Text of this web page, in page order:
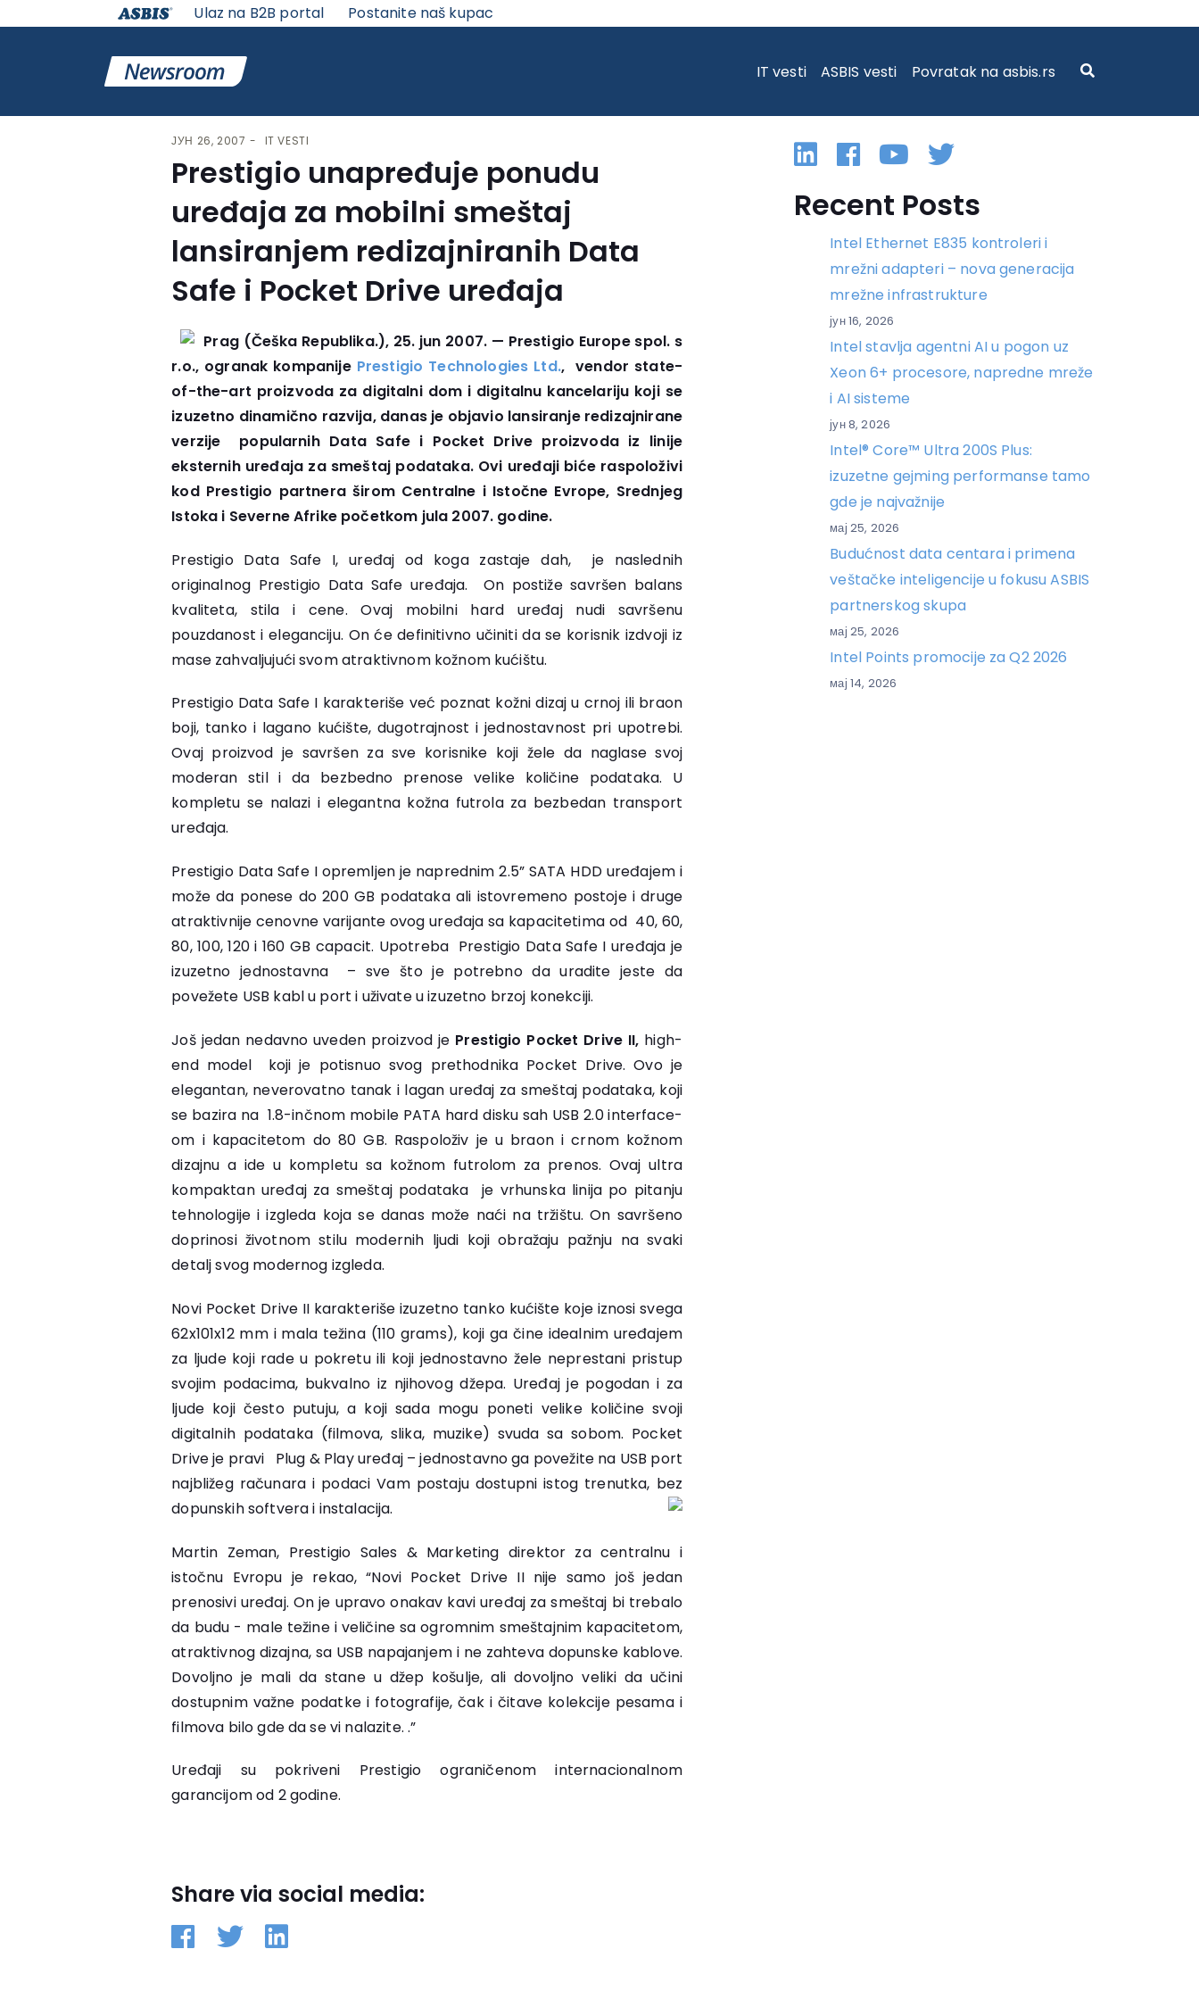
Ulaz na B2B portal Postanite naš kupac
IT vesti ASBIS vesti Povratak na asbis.rs
ЈУН 26, 2007 IT VESTI
Prestigio unapređuje ponudu
uređaja za mobilni smeštaj
lansiranjem redizajniranih Data
Safe i Pocket Drive uređaja
Prag (Češka Republika.), 25. jun 2007. — Prestigio Europe spol. s
r.o., ogranak kompanije Prestigio Technologies Ltd., vendor state-
of-the-art proizvoda za digitalni dom i digitalnu kancelariju koji se
izuzetno dinamično razvija, danas je objavio lansiranje redizajnirane
verzije popularnih Data Safe i Pocket Drive proizvoda iz linije
eksternih uređaja za smeštaj podataka. Ovi uređaji biće raspoloživi
kod Prestigio partnera širom Centralne i Istočne Evrope, Srednjeg
Istoka i Severne Afrike početkom jula 2007. godine.
Prestigio Data Safe I, uređaj od koga zastaje dah, je naslednih
originalnog Prestigio Data Safe uređaja. On postiže savršen balans
kvaliteta, stila i cene. Ovaj mobilni hard uređaj nudi savršenu
pouzdanost i eleganciju. On će definitivno učiniti da se korisnik izdvoji iz
mase zahvaljujući svom atraktivnom kožnom kućištu.
Prestigio Data Safe I karakteriše već poznat kožni dizaj u crnoj ili braon
boji, tanko i lagano kućište, dugotrajnost i jednostavnost pri upotrebi.
Ovaj proizvod je savršen za sve korisnike koji žele da naglase svoj
moderan stil i da bezbedno prenose velike količine podataka. U
kompletu se nalazi i elegantna kožna futrola za bezbedan transport
uređaja.
Prestigio Data Safe I opremljen je naprednim 2.5” SATA HDD uređajem i
može da ponese do 200 GB podataka ali istovremeno postoje i druge
atraktivnije cenovne varijante ovog uređaja sa kapacitetima od 40, 60,
80, 100, 120 i 160 GB capacit. Upotreba Prestigio Data Safe I uređaja je
izuzetno jednostavna – sve što je potrebno da uradite jeste da
povežete USB kabl u port i uživate u izuzetno brzoj konekciji.
Još jedan nedavno uveden proizvod je Prestigio Pocket Drive II, high-
end model koji je potisnuo svog prethodnika Pocket Drive. Ovo je
elegantan, neverovatno tanak i lagan uređaj za smeštaj podataka, koji
se bazira na 1.8-inčnom mobile PATA hard disku sah USB 2.0 interface-
om i kapacitetom do 80 GB. Raspoloživ je u braon i crnom kožnom
dizajnu a ide u kompletu sa kožnom futrolom za prenos. Ovaj ultra
kompaktan uređaj za smeštaj podataka je vrhunska linija po pitanju
tehnologije i izgleda koja se danas može naći na tržištu. On savršeno
doprinosi životnom stilu modernih ljudi koji obražaju pažnju na svaki
detalj svog modernog izgleda.
Novi Pocket Drive II karakteriše izuzetno tanko kućište koje iznosi svega
62x101x12 mm i mala težina (110 grams), koji ga čine idealnim uređajem
za ljude koji rade u pokretu ili koji jednostavno žele neprestani pristup
svojim podacima, bukvalno iz njihovog džepa. Uređaj je pogodan i za
ljude koji često putuju, a koji sada mogu poneti velike količine svoji
digitalnih podataka (filmova, slika, muzike) svuda sa sobom. Pocket
Drive je pravi Plug & Play uređaj – jednostavno ga povežite na USB port
najbližeg računara i podaci Vam postaju dostupni istog trenutka, bez
dopunskih softvera i instalacija.
Martin Zeman, Prestigio Sales & Marketing direktor za centralnu i
istočnu Evropu je rekao, “Novi Pocket Drive II nije samo još jedan
prenosivi uređaj. On je upravo onakav kavi uređaj za smeštaj bi trebalo
da budu - male težine i veličine sa ogromnim smeštajnim kapacitetom,
atraktivnog dizajna, sa USB napajanjem i ne zahteva dopunske kablove.
Dovoljno je mali da stane u džep košulje, ali dovoljno veliki da učini
dostupnim važne podatke i fotografije, čak i čitave kolekcije pesama i
filmova bilo gde da se vi nalazite. .”
Uređaji su pokriveni Prestigio ograničenom internacionalnom
garancijom od 2 godine.
Share via social media:
Linkedin
Facebook
YouTube
Twitter
Recent Posts
Intel Ethernet E835 kontroleri i
mrežni adapteri – nova generacija
mrežne infrastrukture
јун 16, 2026
Intel stavlja agentni AI u pogon uz
Xeon 6+ procesore, napredne mreže
i AI sisteme
јун 8, 2026
Intel® Core™ Ultra 200S Plus:
izuzetne gejming performanse tamo
gde je najvažnije
мај 25, 2026
Budućnost data centara i primena
veštačke inteligencije u fokusu ASBIS
partnerskog skupa
мај 25, 2026
Intel Points promocije za Q2 2026
мај 14, 2026